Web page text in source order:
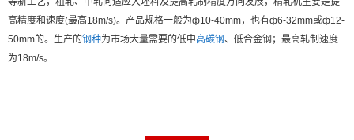
高精度和速度(最高18m/s)。产品规格一般为ф10-40mm，也有ф6-32mm或ф12-
50mm的。生产的钢种为市场大量需要的低中高碳钢、低合金钢；最高轧制速度
为18m/s。